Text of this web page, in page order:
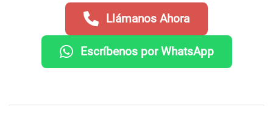
Llámanos Ahora
Escríbenos por WhatsApp